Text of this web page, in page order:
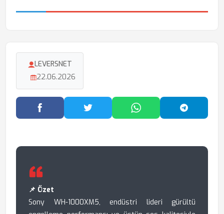
LEVERSNET
22.06.2026
Facebook'ta PaylaşTwitter'da PaylaşWhatsApp'ta Paylaş
📌 Özet
Sony WH-1000XM5, endüstri lideri gürültü